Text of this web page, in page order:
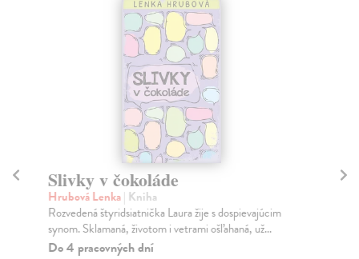
Slivky v čokoláde
Hrubová Lenka| Kniha
Rozvedená štyridsiatnička Laura žije s dospievajúcim
synom. Sklamaná, životom i vetrami ošľahaná, už...
Do 4 pracovných dní